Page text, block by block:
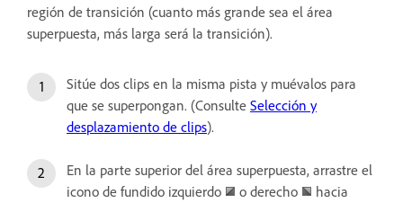
región de transición (cuanto más grande sea el área
superpuesta, más larga será la transición).
Sitúe dos clips en la misma pista y muévalos para
que se superpongan. (Consulte Selección y
desplazamiento de clips).
En la parte superior del área superpuesta, arrastre el
icono de fundido izquierdo
o derecho
hacia